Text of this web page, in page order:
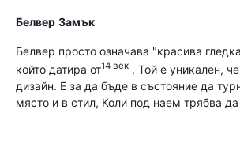
Белвер Замък
Белвер просто означава "красива
който датира от14 век . Той е уникален,
дизайн. Е за да бъде в състояние да
място и в стил, Коли под наем трябва